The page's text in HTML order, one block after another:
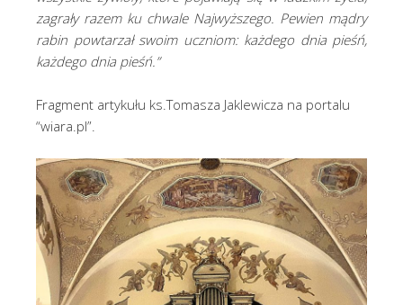
zagrały razem ku chwale Najwyższego. Pewien mądry
rabin powtarzał swoim uczniom: każdego dnia pieśń,
każdego dnia pieśń.”
Fragment artykułu ks.Tomasza Jaklewicza na portalu
“wiara.pl”.